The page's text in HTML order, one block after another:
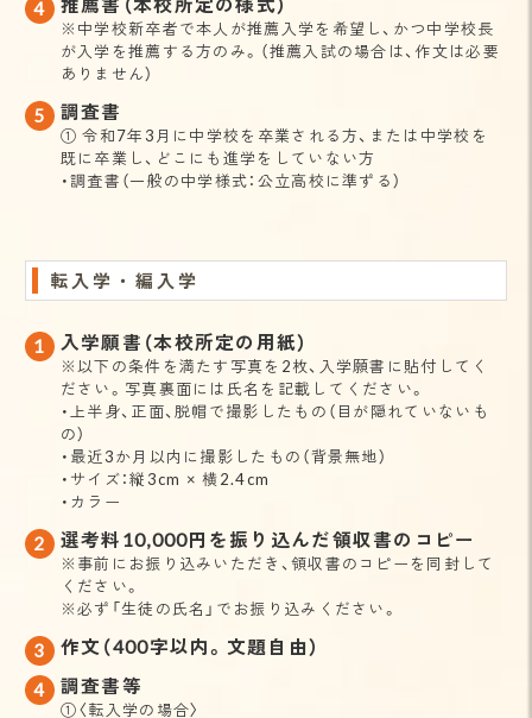
推薦書（本校所定の様式）
※中学校新卒者で本人が推薦入学を希望し、かつ中学校長
が入学を推薦する方のみ。（推薦入試の場合は、作文は必要
ありません）
調査書
① 令和7年3月に中学校を卒業される方、または中学校を
既に卒業し、どこにも進学をしていない方
・調査書（一般の中学様式：公立高校に準ずる）
転入学・編入学
入学願書（本校所定の用紙）
※以下の条件を満たす写真を2枚、入学願書に貼付してく
ださい。写真裏面には氏名を記載してください。
・上半身、正面、脱帽で撮影したもの（目が隠れていないも
の）
・最近3か月以内に撮影したもの（背景無地）
・サイズ：縦3cm × 横2.4cm
・カラー
選考料10,000円を振り込んだ領収書のコピー
※事前にお振り込みいただき、領収書のコピーを同封して
ください。
※必ず「生徒の氏名」でお振り込みください。
作文（400字以内。文題自由）
調査書等
①〈転入学の場合〉